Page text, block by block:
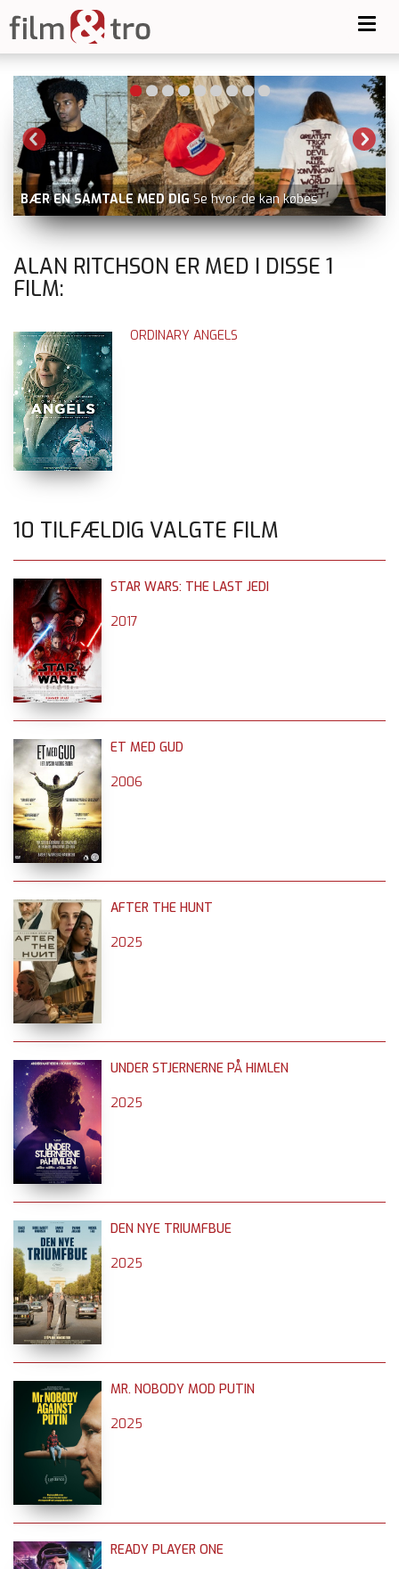
BÆR EN SAMTALE MED DIG Se hvor de kan købes
ALAN RITCHSON ER MED I DISSE 1
FILM:
ORDINARY ANGELS
10 TILFÆLDIG VALGTE FILM
STAR WARS: THE LAST JEDI
2017
ET MED GUD
2006
AFTER THE HUNT
2025
UNDER STJERNERNE PÅ HIMLEN
2025
DEN NYE TRIUMFBUE
2025
MR. NOBODY MOD PUTIN
2025
READY PLAYER ONE